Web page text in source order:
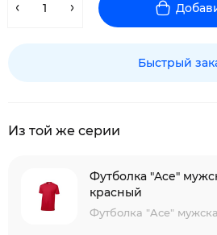
Быстрый
Из той же серии
Футболка "Ace"
красный
Футболка "Ace"